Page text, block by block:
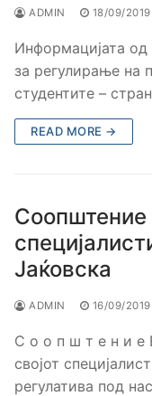
ADMIN 18/09/2019
Информацијата
за регулирање на
студентите –
READ MORE →
Соопштение
Јаќовска
ADMIN 16/09/2019
С о о п ш т е н и е
својот
регулатива под